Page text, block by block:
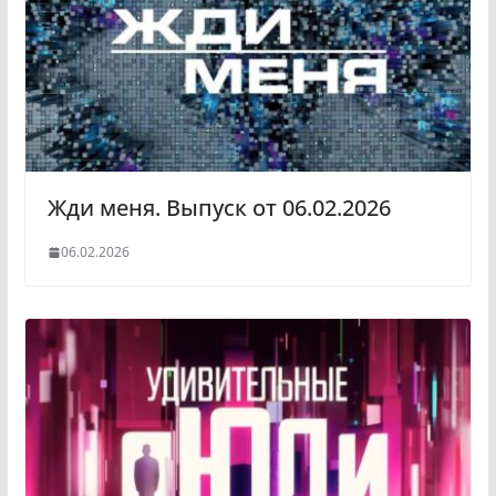
s
s
n
i
k
i
m
Жди меня. Выпуск от 06.02.2026
06.02.2026